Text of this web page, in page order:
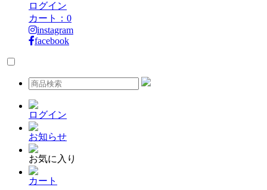
ログイン
カート： 0
instagram
facebook
ログイン
お知らせ
お気に入り
カート